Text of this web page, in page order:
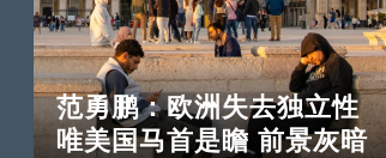
范勇鹏：欧洲失去独立性
唯美国马首是瞻 前景灰暗